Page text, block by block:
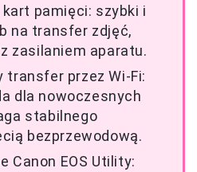
pamięci: szybki i
na transfer zdjęć,
zasilaniem aparatu.
transfer przez Wi-Fi:
dla nowoczesnych
stabilnego
bezprzewodową.
Canon EOS Utility: